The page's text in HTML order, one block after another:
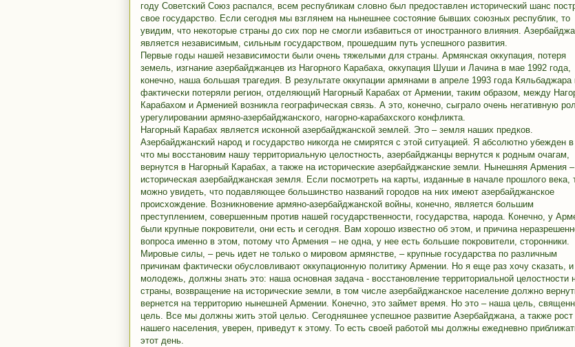
году Советский Союз распался, всем республикам словно был предоставлен исторический шанс
свое государство. Если сегодня мы взглянем на нынешнее состояние бывших союзных республик, то
увидим, что некоторые страны до сих пор не смогли избавиться от иностранного влияния.
является независимым, сильным государством, прошедшим путь успешного развития.
Первые годы нашей независимости были очень тяжелыми для страны. Армянская оккупация, потеря
земель, изгнание азербайджанцев из Нагорного Карабаха, оккупация Шуши и Лачина в мае 1992 года,
конечно, наша большая трагедия. В результате оккупации армянами в апреле 1993 года
фактически потеряли регион, отделяющий Нагорный Карабах от Армении, таким образом, между
Карабахом и Арменией возникла географическая связь. А это, конечно, сыграло очень негативную
урегулировании армяно-азербайджанского, нагорно-карабахского конфликта.
Нагорный Карабах является исконной азербайджанской землей. Это – земля наших предков.
Азербайджанский народ и государство никогда не смирятся с этой ситуацией. Я абсолютно убежден
что мы восстановим нашу территориальную целостность, азербайджанцы вернутся к родным очагам,
вернутся в Нагорный Карабах, а также на исторические азербайджанские земли. Нынешняя Армения
историческая азербайджанская земля. Если посмотреть на карты, изданные в начале прошлого века,
можно увидеть, что подавляющее большинство названий городов на них имеют азербайджанское
происхождение. Возникновение армяно-азербайджанской войны, конечно, является большим
преступлением, совершенным против нашей государственности, государства, народа. Конечно, у
были крупные покровители, они есть и сегодня. Вам хорошо известно об этом, и причина
вопроса именно в этом, потому что Армения – не одна, у нее есть большие покровители, сторонники.
Мировые силы, – речь идет не только о мировом армянстве, – крупные государства по различным
причинам фактически обусловливают оккупационную политику Армении. Но я еще раз хочу сказать,
молодежь, должны знать это: наша основная задача - восстановление территориальной целостности
страны, возвращение на исторические земли, в том числе азербайджанское население должно
вернется на территорию нынешней Армении. Конечно, это займет время. Но это – наша цель,
цель. Все мы должны жить этой целью. Сегодняшнее успешное развитие Азербайджана, а также рост
нашего населения, уверен, приведут к этому. То есть своей работой мы должны ежедневно
этот день.